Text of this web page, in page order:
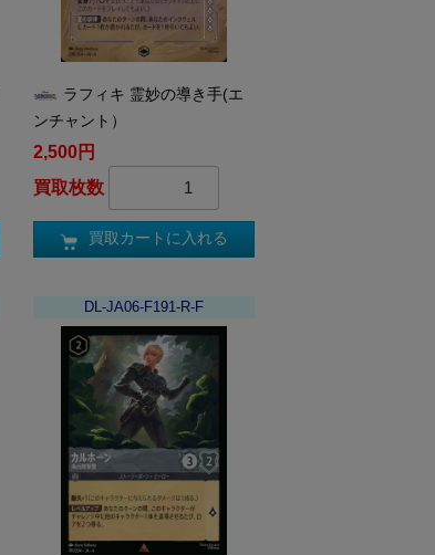
ラフィキ 霊妙の導き手(エ
ンチャント）
2,500円
買取枚数
買取カートに入れる
DL-JA06-F191-R-F